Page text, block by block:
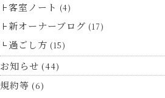
客室ノート (4)
新オーナーブログ (17)
過ごし方 (15)
お知らせ (44)
規約等 (6)